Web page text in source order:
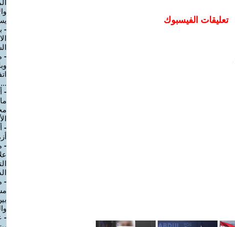
تعليقات الفيسبوك
-
-
...
-
-
-
-
-